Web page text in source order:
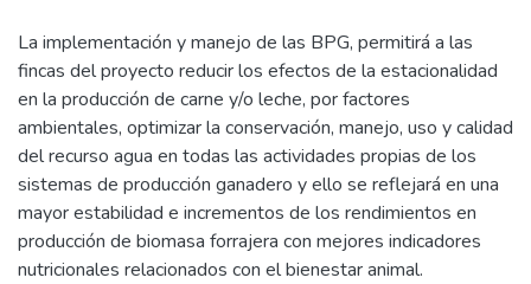
La implementación y manejo de las BPG, permitirá a las
fincas del proyecto reducir los efectos de la estacionalidad
en la producción de carne y/o leche, por factores
ambientales, optimizar la conservación, manejo, uso y calidad
del recurso agua en todas las actividades propias de los
sistemas de producción ganadero y ello se reflejará en una
mayor estabilidad e incrementos de los rendimientos en
producción de biomasa forrajera con mejores indicadores
nutricionales relacionados con el bienestar animal.